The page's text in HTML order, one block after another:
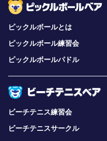
ピックルボールとは
ピックルボール練習会
ピックルボールパドル
ビーチテニス練習会
ビーチテニスサークル